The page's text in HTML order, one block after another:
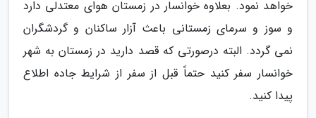
خواهد نمود. بعلاوه خوانسار در زمستان هوای معتدلی دارد
و سوز و سرمای زمستانی باعث آزار ساکنان و گردشگران
نمی گردد. البته درصورتی که قصد دارید در زمستان به شهر
خوانسار سفر کنید حتماً قبل از سفر از شرایط جاده اطلاع
پیدا کنید.